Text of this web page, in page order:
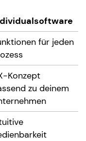
für jeden
Konzept
zu deinem